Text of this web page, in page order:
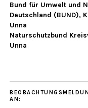
Bund für Umwelt und
Deutschland (BUND),
Unna
Naturschutzbund
Unna
AN: